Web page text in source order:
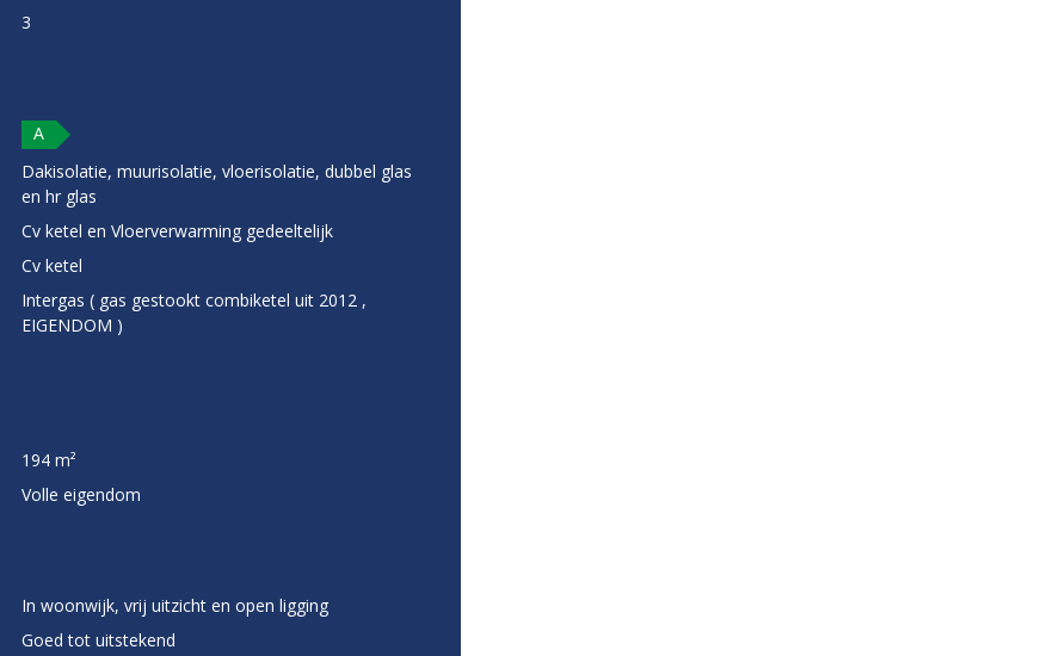
3
A
Dakisolatie, muurisolatie, vloerisolatie, dubbel glas
en hr glas
Cv ketel en Vloerverwarming gedeeltelijk
Cv ketel
Intergas ( gas gestookt combiketel uit 2012 ,
EIGENDOM )
194 m²
Volle eigendom
In woonwijk, vrij uitzicht en open ligging
Goed tot uitstekend